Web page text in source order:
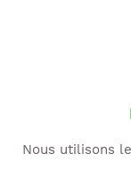
Nous utilisons